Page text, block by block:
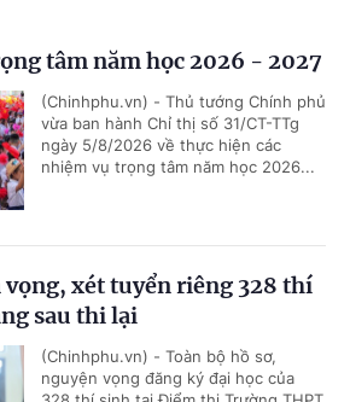
tâm năm học 2026 - 2027
(Chinhphu.vn) - Thủ tướng Chính phủ
vừa ban hành Chỉ thị số 31/CT-TTg
ngày 5/8/2026 về thực hiện các
nhiệm vụ trọng tâm năm học 2026...
xét tuyển riêng 328 thí
sau thi lại
(Chinhphu.vn) - Toàn bộ hồ sơ,
nguyện vọng đăng ký đại học của